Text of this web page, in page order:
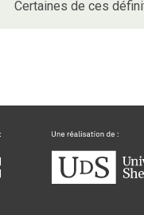
Certaines de ces